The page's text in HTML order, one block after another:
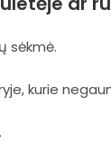
sėkmė.
kurie